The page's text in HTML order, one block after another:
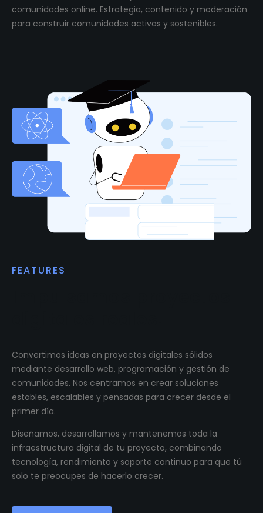
comunidades online. Estrategia, contenido y moderación
para construir comunidades activas y sostenibles.
FEATURES
Convertimos ideas en proyectos digitales sólidos
mediante desarrollo web, programación y gestión de
comunidades. Nos centramos en crear soluciones
estables, escalables y pensadas para crecer desde el
primer día.
Diseñamos, desarrollamos y mantenemos toda la
infraestructura digital de tu proyecto, combinando
tecnología, rendimiento y soporte continuo para que tú
solo te preocupes de hacerlo crecer.